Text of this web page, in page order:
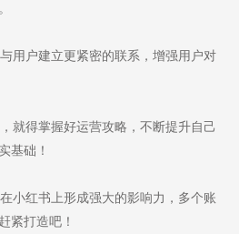
用户建立更紧密的联系，增强用户对
就得掌握好运营攻略，不断提升自己
基础！
小红书上形成强大的影响力，多个账
紧打造吧！